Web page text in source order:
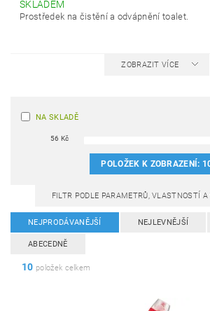
SKLADEM
Prostředek na čistění a odvápnění toalet.
ZOBRAZIT VÍCE
NA SKLADĚ
56 Kč
POLOŽEK K ZOBRAZENÍ:
FILTR PODLE PARAMETRŮ, VLASTNOSTÍ A
NEJPRODÁVANĚJŠÍ NEJLEVNĚJŠÍ
ABECEDNĚ
10 položek celkem